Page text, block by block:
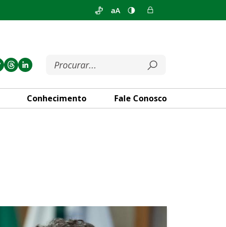
aA
Conhecimento Fale Conosco